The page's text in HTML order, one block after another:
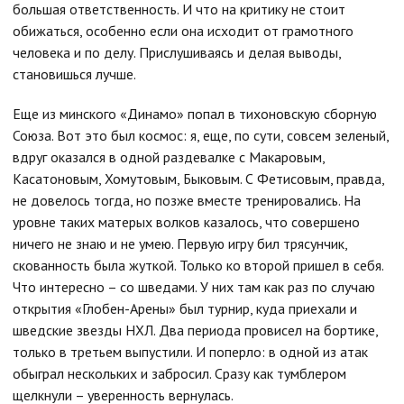
большая ответственность. И что на критику не стоит
обижаться, особенно если она исходит от грамотного
человека и по делу. Прислушиваясь и делая выводы,
становишься лучше.
Еще из минского «Динамо» попал в тихоновскую сборную
Союза. Вот это был космос: я, еще, по сути, совсем зеленый,
вдруг оказался в одной раздевалке с Макаровым,
Касатоновым, Хомутовым, Быковым. С Фетисовым, правда,
не довелось тогда, но позже вместе тренировались. На
уровне таких матерых волков казалось, что совершено
ничего не знаю и не умею. Первую игру бил трясунчик,
скованность была жуткой. Только ко второй пришел в себя.
Что интересно – со шведами. У них там как раз по случаю
открытия «Глобен-Арены» был турнир, куда приехали и
шведские звезды НХЛ. Два периода провисел на бортике,
только в третьем выпустили. И поперло: в одной из атак
обыграл нескольких и забросил. Сразу как тумблером
щелкнули – уверенность вернулась.